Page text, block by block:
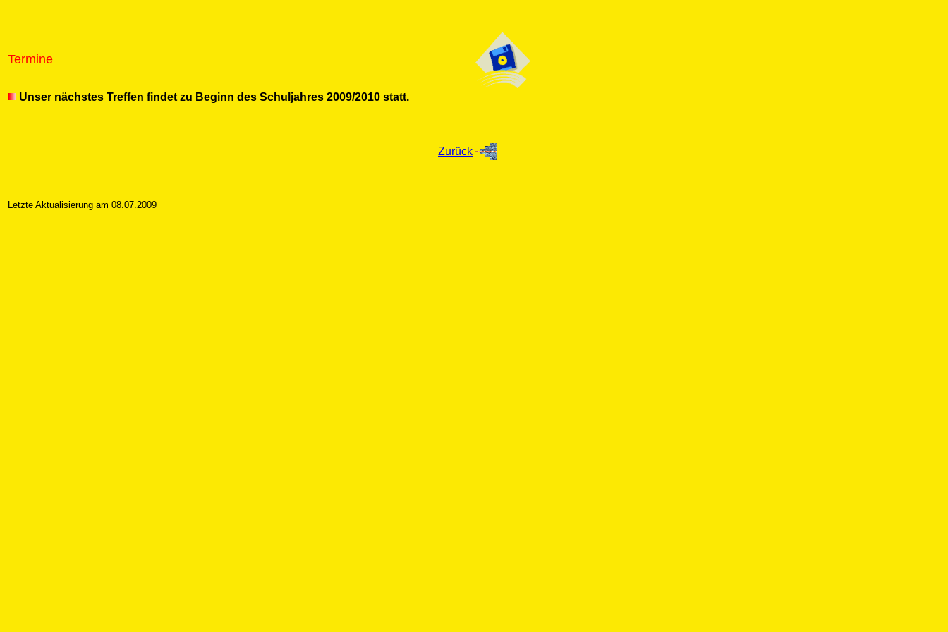
Termine
Unser nächstes Treffen findet zu Beginn des Schuljahres 2009/2010 statt.
Zurück
Letzte Aktualisierung am 08.07.2009